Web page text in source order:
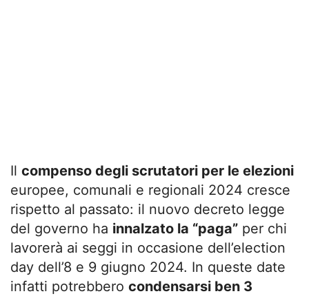
Il compenso degli scrutatori per le elezioni
europee, comunali e regionali 2024 cresce
rispetto al passato: il nuovo decreto legge
del governo ha innalzato la “paga” per chi
lavorerà ai seggi in occasione dell’election
day dell’8 e 9 giugno 2024. In queste date
infatti potrebbero condensarsi ben 3